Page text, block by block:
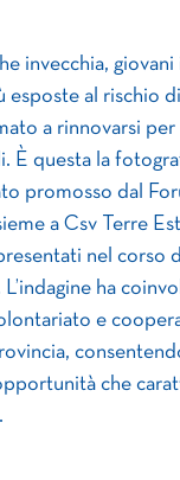
invecchia,
esposte al rischio
a rinnovarsi
È questa la
promosso dal
a Csv Terre
nel corso
ha
e
che